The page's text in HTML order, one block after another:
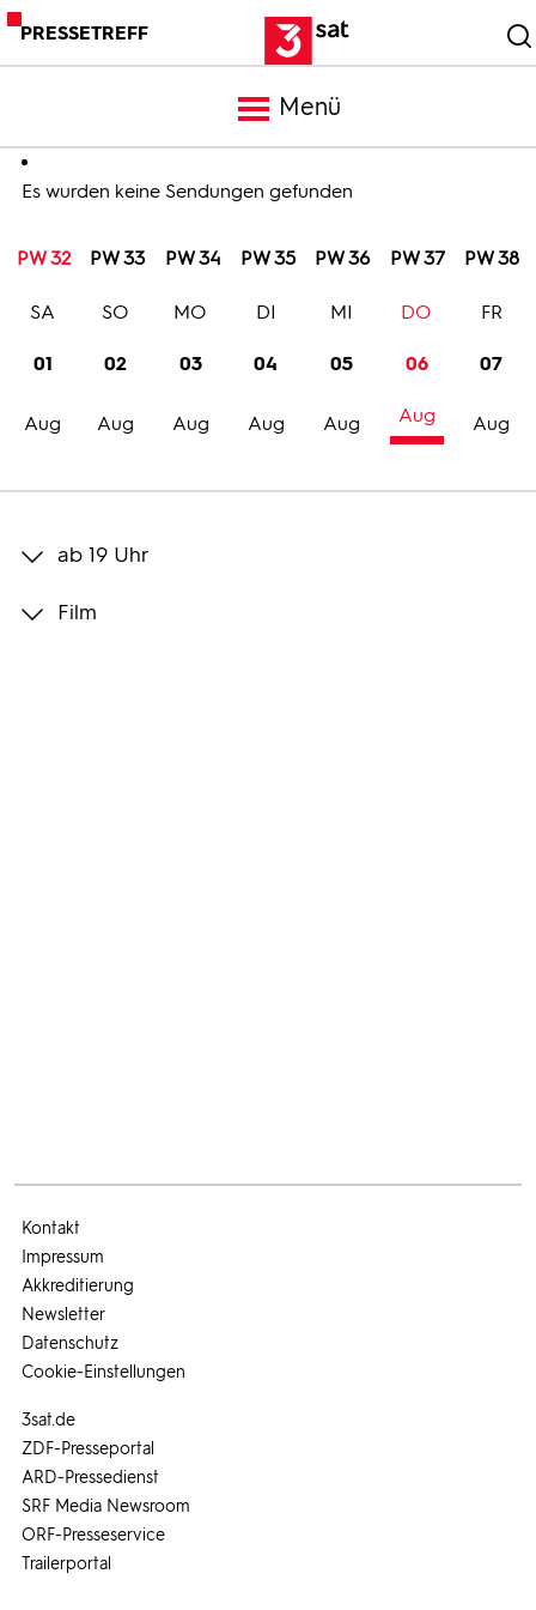
PRESSETREFF
Menü
Meldungen
Programm
Trailer
Bilder
Es wurden keine Sendungen gefunden
PW 32 PW 33 PW 34 PW 35 PW 36 PW 37 PW 38
01
Aug
SA
02
Aug
SO
03
Aug
MO
04
Aug
DI
05
Aug
MI
06
Aug
DO
07
Aug
FR
ab 19 Uhr
Film
3sat.de
ZDF-Presseportal
ARD-Pressedienst
SRF Media Newsroom
ORF-Presseservice
Trailerportal
Kontakt
Impressum
Akkreditierung
Newsletter
Datenschutz
Cookie-Einstellungen